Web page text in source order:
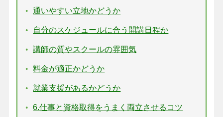
通いやすい立地かどうか
自分のスケジュールに合う開講日程か
講師の質やスクールの雰囲気
料金が適正かどうか
就業支援があるかどうか
6.仕事と資格取得をうまく両立させるコツ